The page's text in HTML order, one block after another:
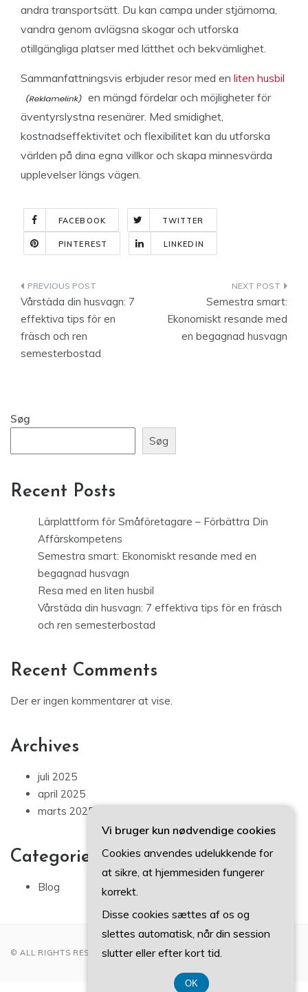
andra transportsätt. Du kan campa under stjärnorna,
vandra genom avlägsna skogar och utforska
otillgängliga platser med lätthet och bekvämlighet.
Sammanfattningsvis erbjuder resor med en liten husbil
en mängd fördelar och möjligheter för
äventyrslystna resenärer. Med smidighet,
kostnadseffektivitet och flexibilitet kan du utforska
världen på dina egna villkor och skapa minnesvärda
upplevelser längs vägen.
FACEBOOK TWITTER
PINTEREST LINKEDIN
Indlægsnavigation
Vårstäda din husvagn: 7
effektiva tips för en
fräsch och ren
semesterbostad
Semestra smart:
Ekonomiskt resande med
en begagnad husvagn
Søg
Søg
Recent Posts
Lärplattform för Småföretagare – Förbättra Din
Affärskompetens
Semestra smart: Ekonomiskt resande med en
begagnad husvagn
Resa med en liten husbil
Vårstäda din husvagn: 7 effektiva tips för en fräsch
och ren semesterbostad
Recent Comments
Der er ingen kommentarer at vise.
Archives
juli 2025
april 2025
marts 2025
Categories
Blog
© ALL RIGHTS RESERVED 2022
Vi bruger kun nødvendige cookies
Cookies anvendes udelukkende for
at sikre, at hjemmesiden fungerer
korrekt.
Disse cookies sættes af os og
slettes automatisk, når din session
slutter eller efter kort tid.
OK